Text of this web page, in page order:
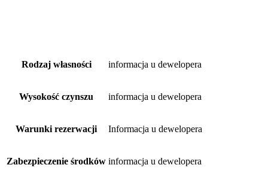
Rodzaj własności informacja u dewelopera
Wysokość czynszu informacja u dewelopera
Warunki rezerwacji Informacja u dewelopera
Zabezpieczenie środków informacja u dewelopera